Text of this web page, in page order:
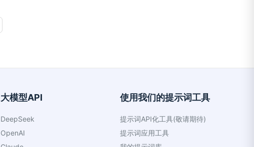
大模型API
DeepSeek
OpenAI
使用我们的提示词工具
提示词API化工具(敬请期待)
提示词应用工具